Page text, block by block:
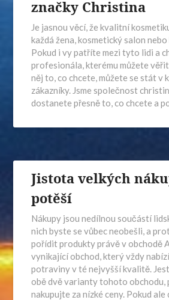
značky Christina
Je jasnou věcí, že kvalitní
každá žena, kosmetický salon
Pokud i vy patříte mezi tyto lidi a
profesionála, kterému můžete
něj to, co chcete, můžete se stát v
zákazníky. Jsme společnost
dostanete přesně to, co chcete a
Jistota velkých
potěší
Nákupy jsou nedílnou součástí
nich byste se vůbec neobešli, a
pořídit produkty právě v obchodě
vynikající obchod, který vždy
potraviny v té nejvyšší kvalitě.
obě dvě varianty tohoto obchodu,
nakupujte za nízké ceny. Pokud